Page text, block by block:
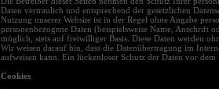
Daten vertraulich und entsprechend der gesetzlichen
Nutzung unserer Website ist in der Regel ohne Angabe
personenbezogene Daten (beispielsweise Name, Anschrift
möglich, stets auf freiwilliger Basis. Diese Daten werden
Wir weisen darauf hin, dass die Datenübertragung im
aufweisen kann. Ein lückenloser Schutz der Daten vor
Cookies